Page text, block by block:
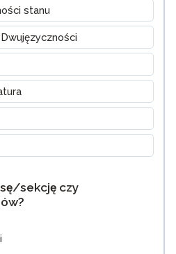
stanu
sekcję czy